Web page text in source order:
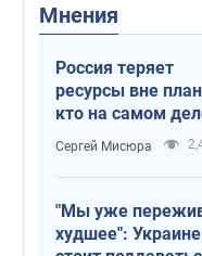
Мнения
Россия теряет
ресурсы вне
кто на самом
диктует темп
Сергей Мисюра
"Мы уже
худшее":